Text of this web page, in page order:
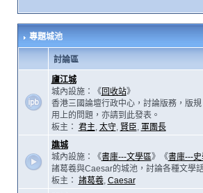
專題城池
討論區
廬江城
城內設施：《回收站》
香港三國論壇行政中心，討論版務，版
用上的問題，亦請到此發表。
板主： 君主, 太守, 賢臣, 軍團長
譙城
城內設施：《書庫---文學區》《書庫---史
諸葛羲與Caesar的城池，討論各種文學
板主： 諸葛羲, Caesar